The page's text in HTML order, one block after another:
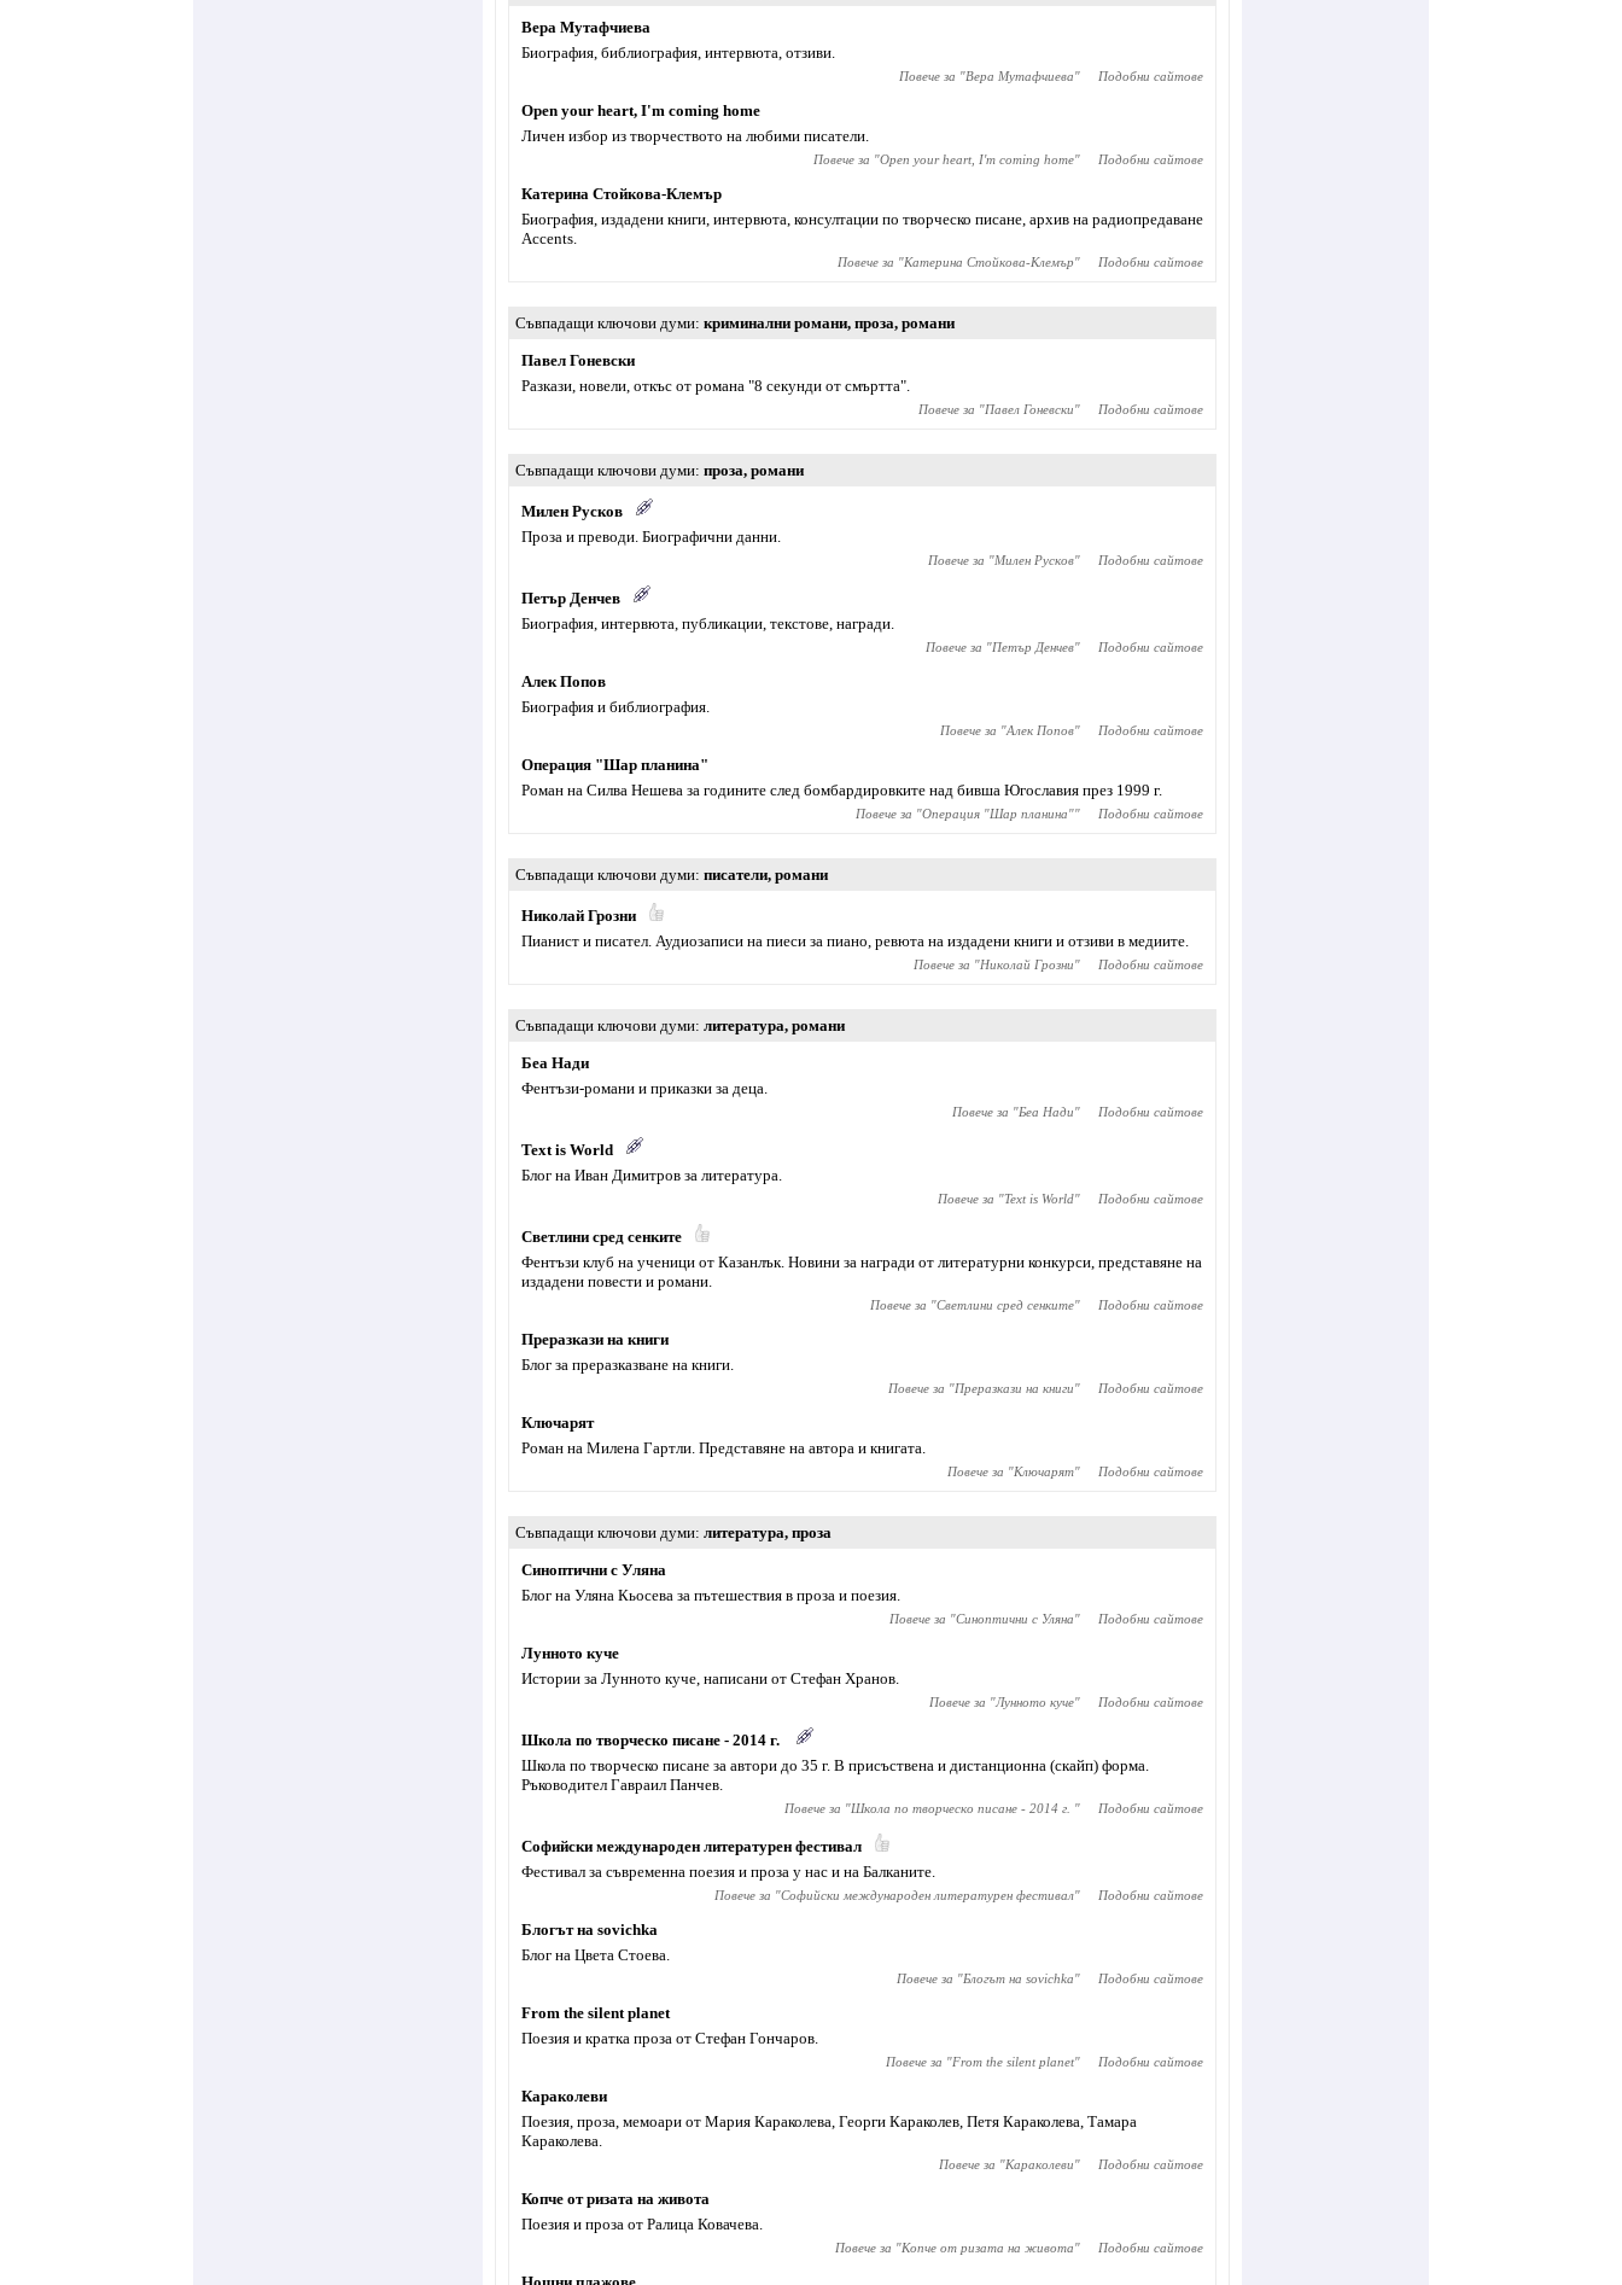
Вера Мутафчиева
Биография, библиография, интервюта, отзиви.
Повече за "Вера Мутафчиева" Подобни сайтове
Open your heart, I'm coming home
Личен избор из творчеството на любими писатели.
Повече за "Open your heart, I'm coming home" Подобни сайтове
Катерина Стойкова-Клемър
Биография, издадени книги, интервюта, консултации по творческо писане, архив на радиопредаване
Accents.
Повече за "Катерина Стойкова-Клемър" Подобни сайтове
Съвпадащи ключови думи криминални романи, проза, романи
Павел Гоневски
Разкази, новели, откъс от романа "8 секунди от смъртта".
Повече за "Павел Гоневски" Подобни сайтове
Съвпадащи ключови думи проза, романи
Милен Русков
Проза и преводи. Биографични данни.
Повече за "Милен Русков" Подобни сайтове
Петър Денчев
Биография, интервюта, публикации, текстове, награди.
Повече за "Петър Денчев" Подобни сайтове
Алек Попов
Биография и библиография.
Повече за "Алек Попов" Подобни сайтове
Операция "Шар планина"
Роман на Силва Нешева за годините след бомбардировките над бивша Югославия през 1999 г.
Повече за "Операция "Шар планина"" Подобни сайтове
Съвпадащи ключови думи писатели, романи
Николай Грозни
Пианист и писател. Аудиозаписи на пиеси за пиано, ревюта на издадени книги и отзиви в медиите.
Повече за "Николай Грозни" Подобни сайтове
Съвпадащи ключови думи литература, романи
Беа Нади
Фентъзи-романи и приказки за деца.
Повече за "Беа Нади" Подобни сайтове
Text is World
Блог на Иван Димитров за литература.
Повече за "Text is World" Подобни сайтове
Светлини сред сенките
Фентъзи клуб на ученици от Казанлък. Новини за награди от литературни конкурси, представяне на
издадени повести и романи.
Повече за "Светлини сред сенките" Подобни сайтове
Преразкази на книги
Блог за преразказване на книги.
Повече за "Преразкази на книги" Подобни сайтове
Ключарят
Роман на Милена Гартли. Представяне на автора и книгата.
Повече за "Ключарят" Подобни сайтове
Съвпадащи ключови думи литература, проза
Синоптични с Уляна
Блог на Уляна Кьосева за пътешествия в проза и поезия.
Повече за "Синоптични с Уляна" Подобни сайтове
Лунното куче
Истории за Лунното куче, написани от Стефан Хранов.
Повече за "Лунното куче" Подобни сайтове
Школа по творческо писане - 2014 г.
Школа по творческо писане за автори до 35 г. В присъствена и дистанционна (скайп) форма.
Ръководител Гавраил Панчев.
Повече за "Школа по творческо писане - 2014 г. " Подобни сайтове
Софийски международен литературен фестивал
Фестивал за съвременна поезия и проза у нас и на Балканите.
Повече за "Софийски международен литературен фестивал" Подобни сайтове
Блогът на sovichka
Блог на Цвета Стоева.
Повече за "Блогът на sovichka" Подобни сайтове
From the silent planet
Поезия и кратка проза от Стефан Гончаров.
Повече за "From the silent planet" Подобни сайтове
Караколеви
Поезия, проза, мемоари от Мария Караколева, Георги Караколев, Петя Караколева, Тамара
Караколева.
Повече за "Караколеви" Подобни сайтове
Копче от ризата на живота
Поезия и проза от Ралица Ковачева.
Повече за "Копче от ризата на живота" Подобни сайтове